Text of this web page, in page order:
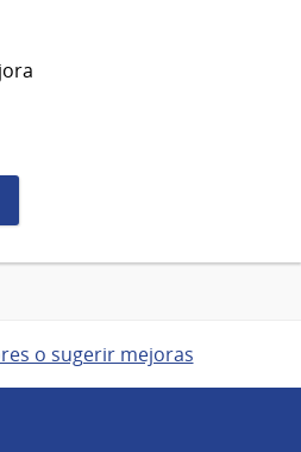
o sugerir mejoras